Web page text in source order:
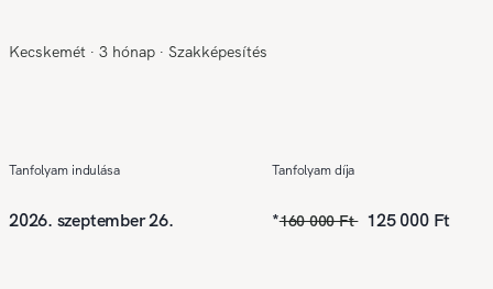
Kecskemét ∙ 3 hónap ∙ Szakképesítés
Tanfolyam indulása
2026. szeptember 26.
Tanfolyam díja
*160 000 Ft 125 000 Ft